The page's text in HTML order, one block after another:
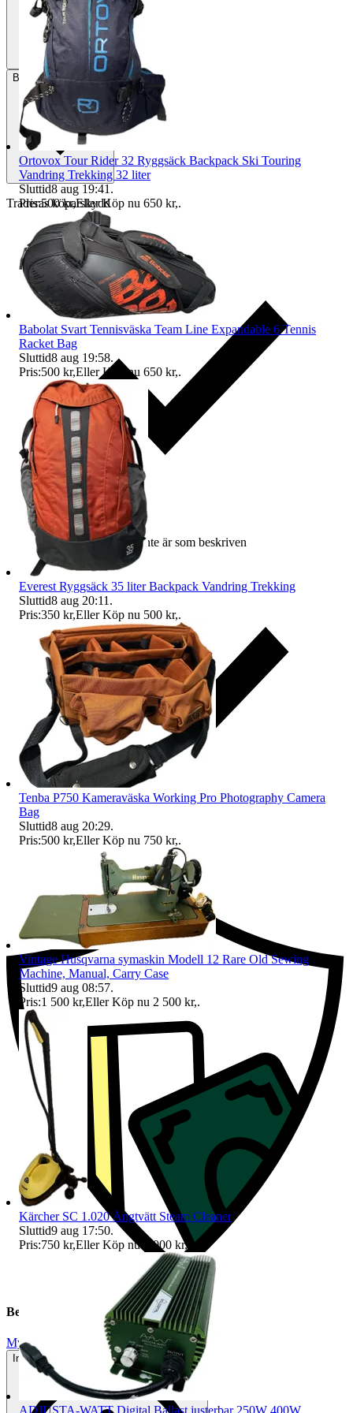
BetalningVia Tradera
Traderas köparskydd
Ersättning om varan inte är som beskriven
Ersättning om du inte får din vara
Beskrivning
Mycket gott skick
Inga eller minimala tecken på användning
Ortovox Tour Rider 32 Ryggsäck Backpack Ski Touring
Vandring Trekking 32 liter
Sluttid8 aug 19:41 .
Pris:500 kr,Eller Köp nu 650 kr,.
Babolat Svart Tennisväska Team Line Expandable 6 Tennis
Racket Bag
Sluttid8 aug 19:58.
Pris:500 kr,Eller Köp nu 650 kr,.
Everest Ryggsäck 35 liter Backpack Vandring Trekking
Sluttid8 aug 20:11 .
Pris:350 kr,Eller Köp nu 500 kr,.
Tenba P750 Kameraväska Working Pro Photography Camera
Bag
Sluttid8 aug 20:29.
Pris:500 kr,Eller Köp nu 750 kr,.
Vintage Husqvarna symaskin Modell 12 Rare Old Sewing
Machine, Manual, Carry Case
Sluttid9 aug 08:57.
Pris:1 500 kr,Eller Köp nu 2 500 kr,.
Kärcher SC 1.020 Ångtvätt Steam Cleaner
Sluttid9 aug 17:50.
Pris:750 kr,Eller Köp nu 1 000 kr,
ADJUSTA-WATT Digital Ballast justerbar 250W 400W